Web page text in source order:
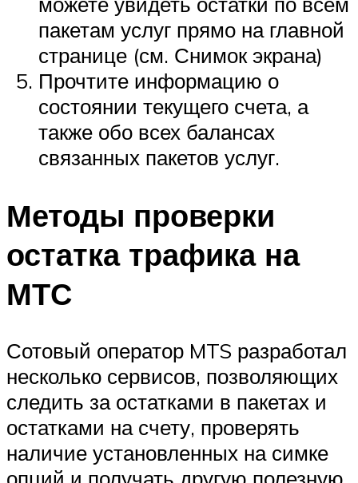
пакетам услуг прямо на главной
странице (см. Снимок экрана)
Прочтите информацию о
состоянии текущего счета, а
также обо всех балансах
связанных пакетов услуг.
Методы проверки
остатка трафика на
МТС
Сотовый оператор MTS разработал
несколько сервисов, позволяющих
следить за остатками в пакетах и
остатками на счету, проверять
наличие установленных на симке